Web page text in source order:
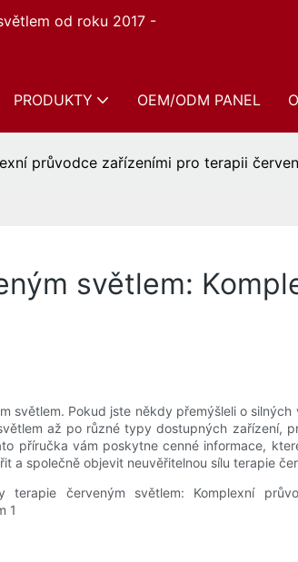
od roku 2017 -
PRODUKTY OEM/ODM PANEL
průvodce zařízeními pro terapii
světlem:
světlem. Pokud jste někdy přemýšleli o
až po různé typy dostupných zařízení,
příručka vám poskytne cenné informace,
a společně objevit neuvěřitelnou sílu terapie